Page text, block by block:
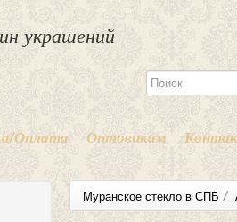
украшений
Оплата Оптовикам
Муранское стекло в СПБ /